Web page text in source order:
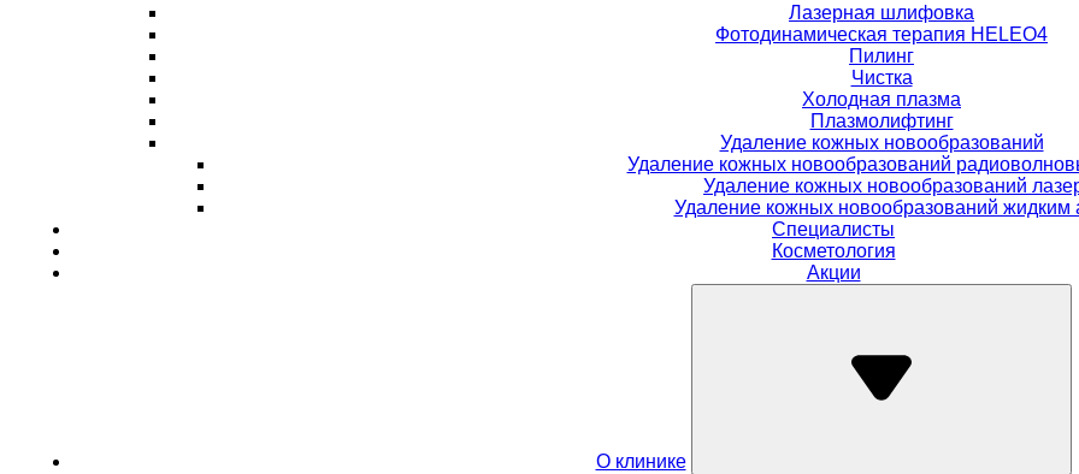
Лазерная шлифовка
Фотодинамическая терапия HELEO4
Пилинг
Чистка
Холодная плазма
Плазмолифтинг
Удаление кожных новообразований
Удаление кожных новообразований
Удаление кожных новообразований
Удаление кожных новообразований жидким
Специалисты
Косметология
Акции
О клинике